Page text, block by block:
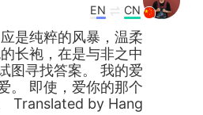
CN
EN
是纯粹的风暴，温柔
长袍，在是与非之中
图寻找答案。 我的爱
。 即使，爱你的那个
Translated by Hang